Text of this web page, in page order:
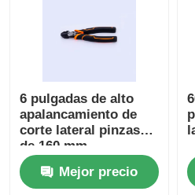
Las pinzas de corte lateral
EXTREMO QUE CORTA
6 pulgadas de alto
apalancamiento de
corte lateral pinzas
de 160 mm
cortadores
diagonalesMejor precio